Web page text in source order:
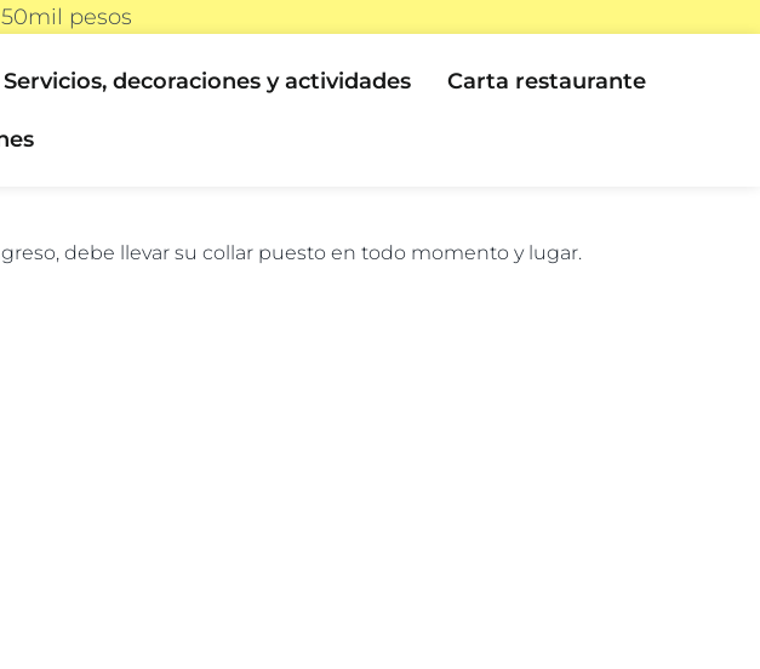
pesos
Servicios, decoraciones y actividades Carta restaurante
debe llevar su collar puesto en todo momento y lugar.